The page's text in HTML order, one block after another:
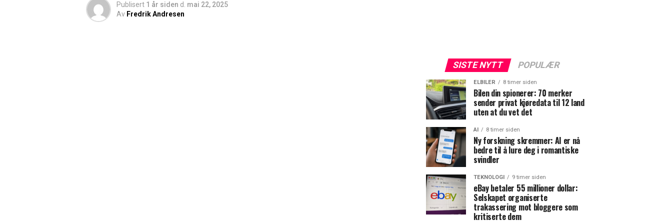
Publisert 1 år siden d. mai 22, 2025
Av Fredrik Andresen
SISTE NYTT POPULÆR
ELBILER 8 timer siden
Bilen din spionerer: 70 merker
sender privat kjøredata til 12 land
uten at du vet det
AI 8 timer siden
Ny forskning skremmer: AI er nå
bedre til å lure deg i romantiske
svindler
TEKNOLOGI 9 timer siden
eBay betaler 55 millioner dollar:
Selskapet organiserte
trakassering mot bloggere som
kritiserte dem